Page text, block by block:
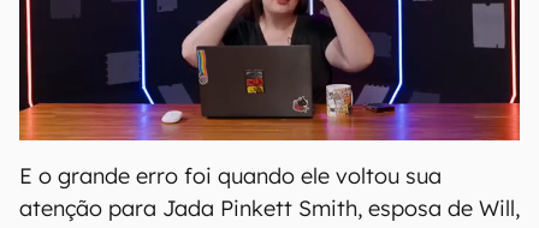
E o grande erro foi quando ele voltou sua
atenção para Jada Pinkett Smith, esposa de Will,